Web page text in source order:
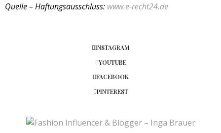
Quelle – Haftungsausschluss: www.e-recht24.de
INSTAGRAM
YOUTUBE
FACEBOOK
PINTEREST